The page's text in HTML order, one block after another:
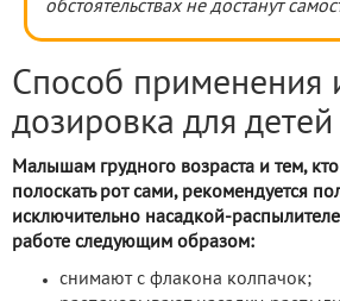
обстоятельствах не достанут
Способ применения
дозировка для детей
Малышам грудного возраста и тем,
полоскать рот сами, рекомендуется
исключительно насадкой-
работе следующим образом:
снимают с флакона колпачок;